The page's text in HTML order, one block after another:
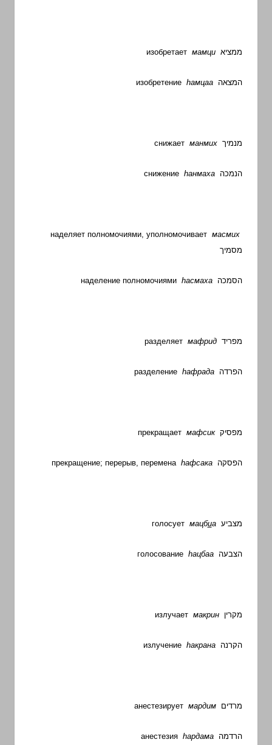
изобретает мамци ממציא
изобретение hамцаа המצאה
снижает манмих מנמיך
снижение hанмаха הנמכה
наделяет полномочиями, уполномочивает масмих
מסמיך
наделение полномочиями hасмаха הסמכה
разделяет мафрид מפריד
разделение hафрада הפרדה
прекращает мафсик מפסיק
прекращение; перерыв, перемена hафсака הפסקה
голосует мацбиа מצביע
голосование hацбаа הצבעה
излучает макрин מקרין
излучение hакрана הקרנה
анестезирует мардим מרדים
анестезия hардама הרדמה